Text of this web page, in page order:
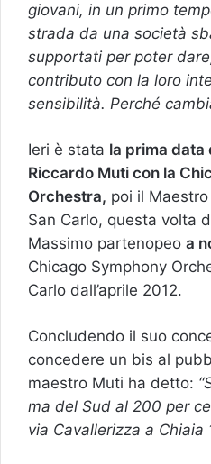
giovani, in un primo
strada da una società
supportati per poter
contributo con la loro
sensibilità. Perché
Ieri è stata la prima data
Riccardo Muti con la
Orchestra, poi il
San Carlo, questa volta
Massimo partenopeo a
Chicago Symphony
Carlo dall’aprile 2012.
Concludendo il suo
concedere un bis al
maestro Muti ha detto:
ma del Sud al 200 per
via Cavallerizza a Chiaia